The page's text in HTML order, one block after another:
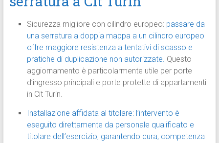
Sicurezza migliore con cilindro europeo: passare da
una serratura a doppia mappa a un cilindro europeo
offre maggiore resistenza a tentativi di scasso e
pratiche di duplicazione non autorizzate. Questo
aggiornamento è particolarmente utile per porte
d’ingresso principali e porte protette di appartamenti
in Cit Turin.
Installazione affidata al titolare: l’intervento è
eseguito direttamente da personale qualificato e
titolare dell’esercizio, garantendo cura, competenza